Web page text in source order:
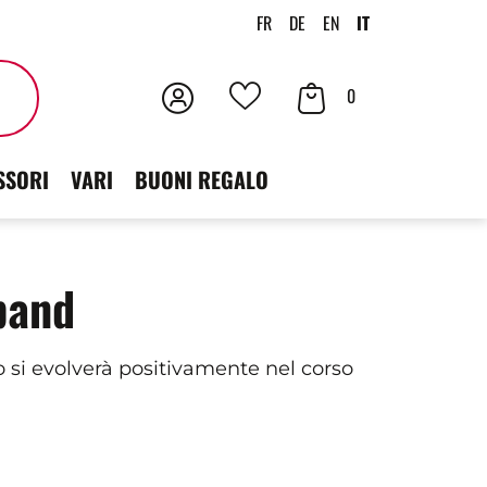
FR DE EN IT
VARI BUONI REGALO
Accedi
tuoi
preferiti
Contenuto
0
Cercare
si evolverà positivamente nel corso